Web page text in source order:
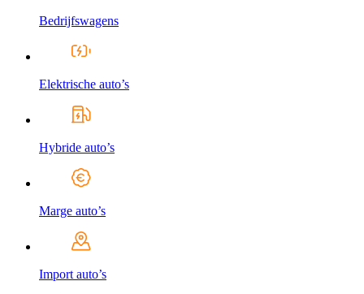
Bedrijfswagens
Elektrische auto’s
Hybride auto’s
Marge auto’s
Import auto’s